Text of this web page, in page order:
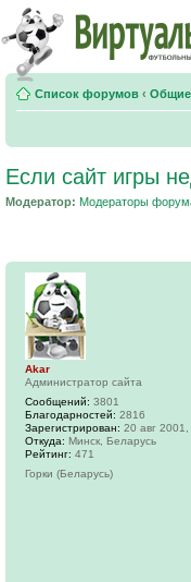
Список форумов ‹ Общие
Если сайт игры
Модератор: Модераторы
Akar
Администратор сайта
Сообщений: 3801
Благодарностей: 2816
Зарегистрирован: 20 авг
Откуда: Минск, Беларусь
Рейтинг: 471
Горки (Беларусь)